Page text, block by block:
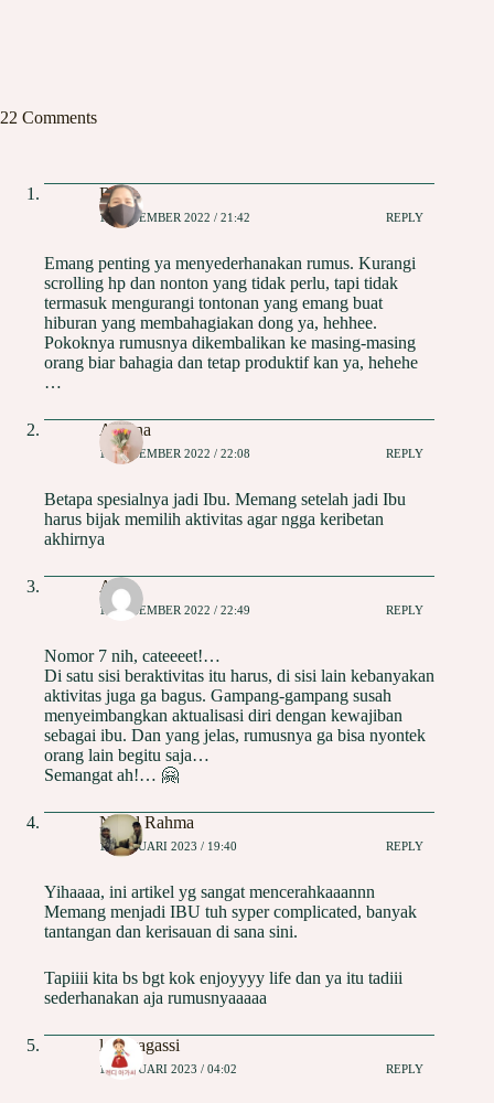
22 Comments
Risna
12 DESEMBER 2022 / 21:42 REPLY
Emang penting ya menyederhanakan rumus. Kurangi
scrolling hp dan nonton yang tidak perlu, tapi tidak
termasuk mengurangi tontonan yang emang buat
hiburan yang membahagiakan dong ya, hehhee.
Pokoknya rumusnya dikembalikan ke masing-masing
orang biar bahagia dan tetap produktif kan ya, hehehe
…
Andina
12 DESEMBER 2022 / 22:08 REPLY
Betapa spesialnya jadi Ibu. Memang setelah jadi Ibu
harus bijak memilih aktivitas agar ngga keribetan
akhirnya
Alfi
12 DESEMBER 2022 / 22:49 REPLY
Nomor 7 nih, cateeeet!…
Di satu sisi beraktivitas itu harus, di sisi lain kebanyakan
aktivitas juga ga bagus. Gampang-gampang susah
menyeimbangkan aktualisasi diri dengan kewajiban
sebagai ibu. Dan yang jelas, rumusnya ga bisa nyontek
orang lain begitu saja…
Semangat ah!… 🤗
Nurul Rahma
15 JANUARI 2023 / 19:40 REPLY
Yihaaaa, ini artikel yg sangat mencerahkaaannn
Memang menjadi IBU tuh syper complicated, banyak
tantangan dan kerisauan di sana sini.
Tapiiii kita bs bgt kok enjoyyyy life dan ya itu tadiii
sederhanakan aja rumusnyaaaaa
lendyagassi
16 JANUARI 2023 / 04:02 REPLY